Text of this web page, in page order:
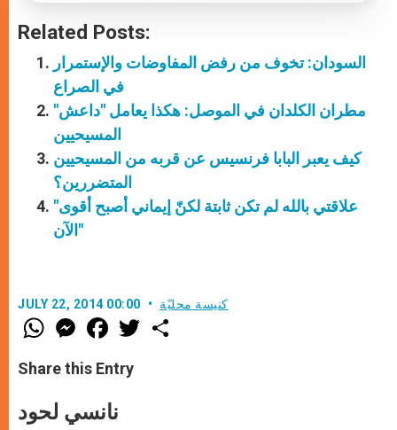
Related Posts:
السودان: تخوف من رفض المفاوضات والإستمرار
في الصراع
مطران الكلدان في الموصل: هكذا يعامل "داعش"
المسيحيين
كيف يعبر البابا فرنسيس عن قربه من المسيحيين
المتضررين؟
"علاقتي بالله لم تكن ثابتة لكنّ إيماني أصبح أقوى
الآن"
JULY 22, 2014 00:00 كنيسة محليّة
W
h
t
s
p
p
M
e
s
e
e
F
a
e
b
o
k
w
Share this Entry
نانسي لحود